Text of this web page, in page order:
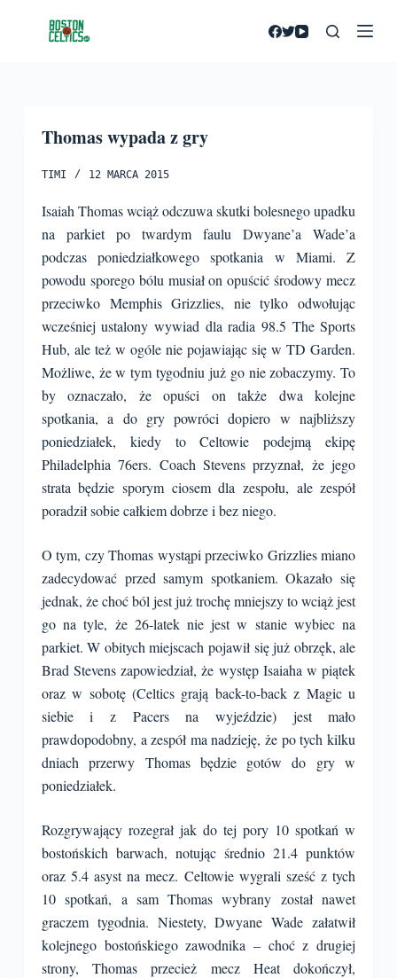
Thomas wypada z gry
TIMI 12 MARCA 2015
Isaiah Thomas wciąż odczuwa skutki bolesnego upadku
na parkiet po twardym faulu Dwyane’a Wade’a
podczas poniedziałkowego spotkania w Miami. Z
powodu sporego bólu musiał on opuścić środowy mecz
przeciwko Memphis Grizzlies, nie tylko odwołując
wcześniej ustalony wywiad dla radia 98.5 The Sports
Hub, ale też w ogóle nie pojawiając się w TD Garden.
Możliwe, że w tym tygodniu już go nie zobaczymy.To
by oznaczało, że opuści on także dwa kolejne
spotkania, a do gry powróci dopiero w najbliższy
poniedziałek, kiedy to Celtowie podejmą ekipę
Philadelphia 76ers. Coach Stevens przyznał, że jego
strata będzie sporym ciosem dla zespołu, ale zespół
poradził sobie całkiem dobrze i bez niego.
O tym, czy Thomas wystąpi przeciwko Grizzlies miano
zadecydować przed samym spotkaniem. Okazało się
jednak, że choć ból jest już trochę mniejszy to wciąż jest
go na tyle, że 26-latek nie jest w stanie wybiec na
parkiet. W obitych miejscach pojawił się już obrzęk, ale
Brad Stevens zapowiedział, że występ Isaiaha w piątek
oraz w sobotę (Celtics grają back-to-back z Magic u
siebie i z Pacers na wyjeździe) jest mało
prawdopodobny, a zespół ma nadzieję, że po tych kilku
dniach przerwy Thomas będzie gotów do gry w
poniedziałek.
Rozgrywający rozegrał jak do tej pory 10 spotkań w
bostońskich barwach, notując średnio 21.4 punktów
oraz 5.4 asyst na mecz. Celtowie wygrali sześć z tych
10 spotkań, a sam Thomas wybrany został nawet
graczem tygodnia. Niestety, Dwyane Wade załatwił
kolejnego bostońskiego zawodnika – choć z drugiej
strony, Thomas przecież mecz Heat dokończył,